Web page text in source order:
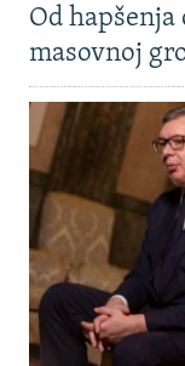
Od hapšenja
masovnoj